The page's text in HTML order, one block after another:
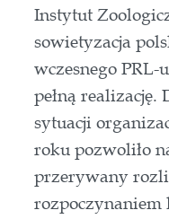
Instytut
sowietyzacja
wczesnego PRL-
pełną
sytuacji
roku pozwoliło
przerywany
rozpoczynaniem